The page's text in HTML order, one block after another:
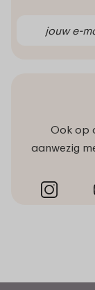
Ook op
aanwezig